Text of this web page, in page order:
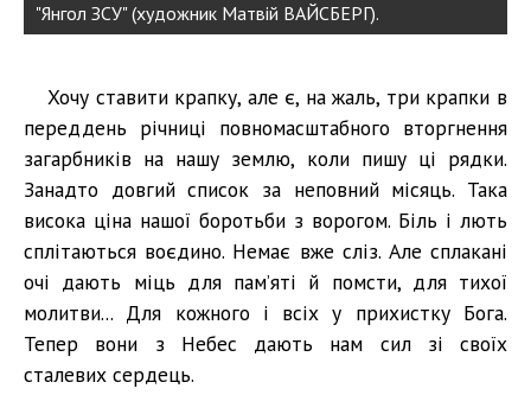
"Янгол ЗСУ" (художник Матвій ВАЙСБЕРГ).
Хочу ставити крапку, але є, на жаль, три крапки в
переддень річниці повномасштабного вторгнення
загарбників на нашу землю, коли пишу ці рядки.
Занадто довгий список за неповний місяць. Така
висока ціна нашої боротьби з ворогом. Біль і лють
сплітаються воєдино. Немає вже сліз. Але сплакані
очі дають міць для пам’яті й помсти, для тихої
молитви... Для кожного і всіх у прихистку Бога.
Тепер вони з Небес дають нам сил зі своїх
сталевих сердець.